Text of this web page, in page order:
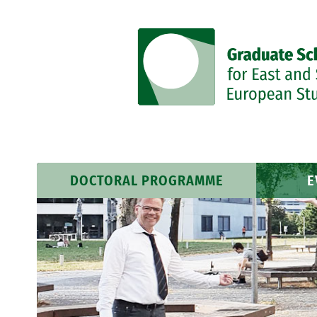
DOCTORAL PROGRAMME
Research Profile
Researchers
Training Programme
Course Schedule